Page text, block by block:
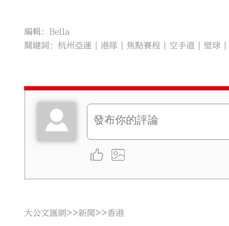
編輯：Bella
關鍵詞： 杭州亞運 港隊 焦點賽程 空手道 壁球
大公文匯網>>新聞>>香港